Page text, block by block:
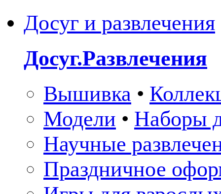
Досуг и развлечения
Досуг.Развлечения
Вышивка •
Модели • Наборы
Научные
Праздничное